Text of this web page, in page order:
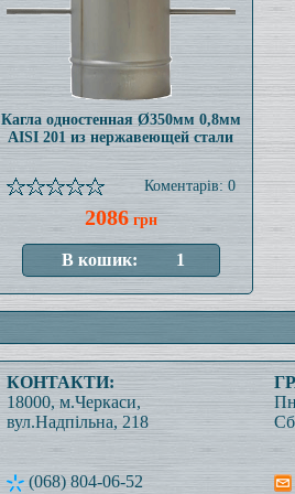
Кагла одностенная Ø350мм 0,8мм
AISI 201 из нержавеющей стали
Коментарів: 0
2086грн
КОНТАКТИ:
18000, м.Черкаси,
вул.Надпільна, 218
(068) 804-06-52